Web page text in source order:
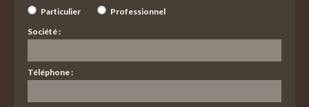
Particulier
Professionnel
Société :
Téléphone :